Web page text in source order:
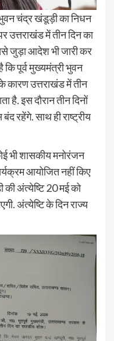
चंद्र खंडूड़ी का निधन
उत्तराखंड में तीन दिन का
जुड़ा आदेश भी जारी कर
कि पूर्व मुख्यमंत्री भुवन
कारण उत्तराखंड में तीन
है. इस दौरान तीन दिनों
रहेंगे. साथ ही राष्ट्रीय
भी शासकीय मनोरंजन
आयोजित नहीं किए
अंत्येष्टि 20 मई को
अंत्येष्टि के दिन राज्य